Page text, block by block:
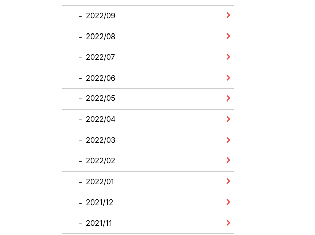
2022/09
2022/08
2022/07
2022/06
2022/05
2022/04
2022/03
2022/02
2022/01
2021/12
2021/11